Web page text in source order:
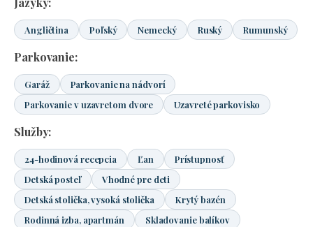
Angličtina Poľský Nemecký Ruský Rumunský
Parkovanie:
Garáž
Parkovanie na nádvorí
Parkovanie v uzavretom dvore
Uzavreté parkovisko
Služby:
24-hodinová recepcia Ľan
Prístupnosť
Detská posteľ
Vhodné pre deti
Detská stolička, vysoká stolička
Krytý bazén
Rodinná izba, apartmán
Skladovanie balíkov